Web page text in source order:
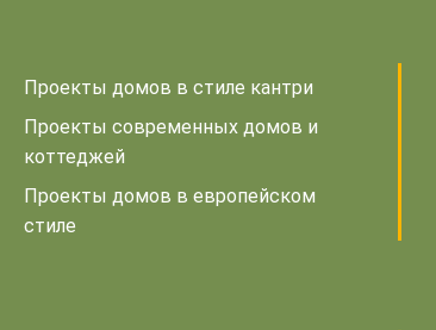
Проекты домов в стиле кантри
Проекты современных домов и
коттеджей
Проекты домов в европейском
стиле